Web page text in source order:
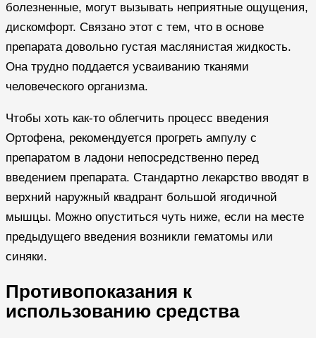
болезненные, могут вызывать неприятные ощущения,
дискомфорт. Связано этот с тем, что в основе
препарата довольно густая маслянистая жидкость.
Она трудно поддается усваиванию тканями
человеческого организма.
Чтобы хоть как-то облегчить процесс введения
Ортофена, рекомендуется прогреть ампулу с
препаратом в ладони непосредственно перед
введением препарата. Стандартно лекарство вводят в
верхний наружный квадрант большой ягодичной
мышцы. Можно опуститься чуть ниже, если на месте
предыдущего введения возникли гематомы или
синяки.
Противопоказания к
использованию средства